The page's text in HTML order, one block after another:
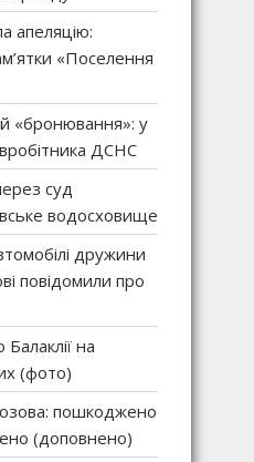
апеляцію:
«Поселення
«бронювання»: у
ДСНС
суд
водосховище
дружини
повідомили про
на
(фото)
пошкоджено
(доповнено)